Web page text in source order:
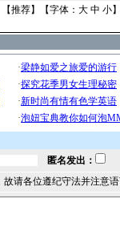
推荐】【字体： 大 中 小
匿名发出：
请各位遵纪守法并注意语